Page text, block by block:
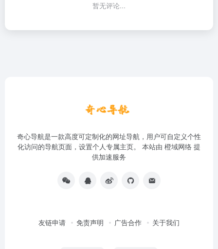
暂无评论...
奇心导航是一款高度可定制化的网址导航，用户可自定义个性
化访问的导航页面，设置个人专属主页。 本站由 橙域网络 提
供加速服务
友链申请 免责声明 广告合作 关于我们